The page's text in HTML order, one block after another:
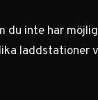
du inte har
laddstationer